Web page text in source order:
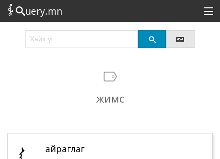
uery.mn
Сонирхолтой
жимс
айраглаг